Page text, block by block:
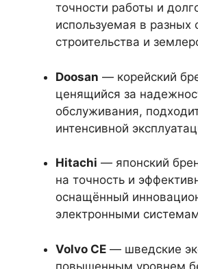
точности работы и
используемая в разных
строительства и
Doosan — корейский
ценящийся за
обслуживания,
интенсивной
Hitachi — японский
на точность и
оснащённый
электронными
Volvo CE — шведские
повышенным уровнем